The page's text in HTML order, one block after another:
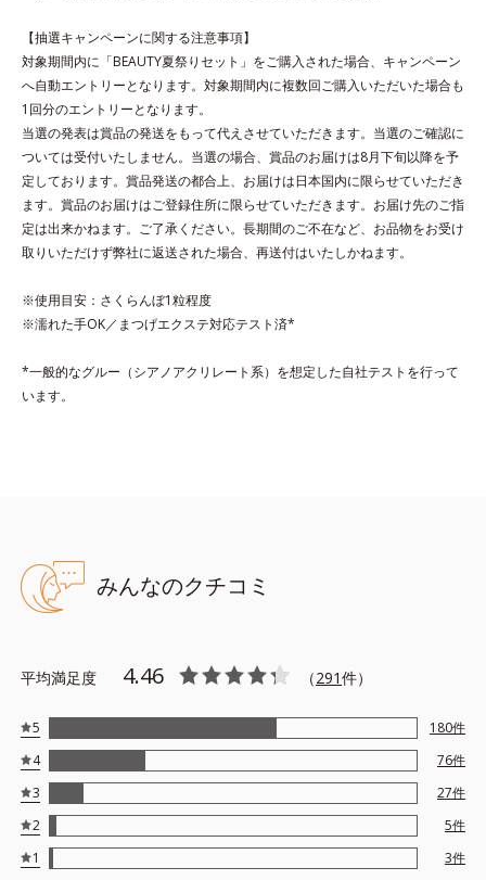
※ノンコメドジェニックテスト済＝すべての人にコメド（ニキビの
もと）ができないというわけではありません。
【抽選キャンペーンに関する注意事項】
対象期間内に「BEAUTY夏祭りセット」をご購入された場合、キャンペーン
へ自動エントリーとなります。対象期間内に複数回ご購入いただいた場合も
1回分のエントリーとなります。
当選の発表は賞品の発送をもって代えさせていただきます。当選のご確認に
ついては受付いたしません。当選の場合、賞品のお届けは8月下旬以降を予
定しております。賞品発送の都合上、お届けは日本国内に限らせていただき
ます。賞品のお届けはご登録住所に限らせていただきます。お届け先のご指
定は出来かねます。ご了承ください。長期間のご不在など、お品物をお受け
取りいただけず弊社に返送された場合、再送付はいたしかねます。
※使用目安：さくらんぼ1粒程度
※濡れた手OK／まつげエクステ対応テスト済*
*一般的なグルー（シアノアクリレート系）を想定した自社テストを行って
います。
みんなのクチコミ
平均満足度 4.46 （291件）
5 180件
4
76件
3
27件
2
5件
1
3件